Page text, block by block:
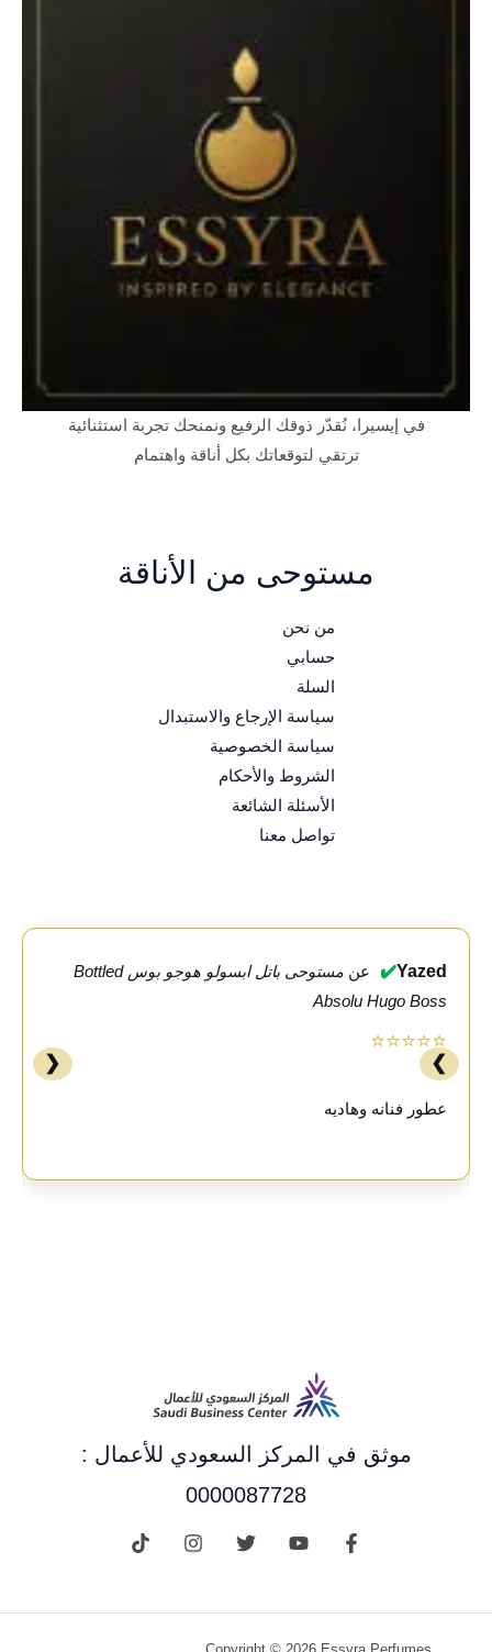
في إيسيرا، نُقدّر ذوقك الرفيع ونمنحك تجربة استثنائية
ترتقي لتوقعاتك بكل أناقة واهتمام
مستوحى من الأناقة
من نحن
حسابي
السلة
سياسة الإرجاع والاستبدال
سياسة الخصوصية
الشروط والأحكام
الأسئلة الشائعة
تواصل معنا
Yazed
✔️ عن
مستوحى باتل ابسولو هوجو بوس Bottled
Absolu Hugo Boss
⭐⭐⭐⭐⭐
عطور فنانه وهاديه
❮ ❯
موثق في المركز السعودي للأعمال :
0000087728